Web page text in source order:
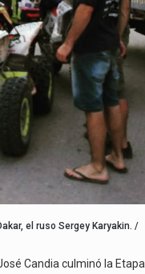
el ruso Sergey Karyakin. /
Candia culminó la Etapa